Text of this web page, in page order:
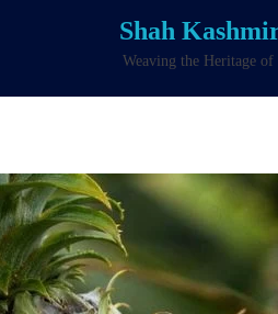
Shah
Weaving the Heritage